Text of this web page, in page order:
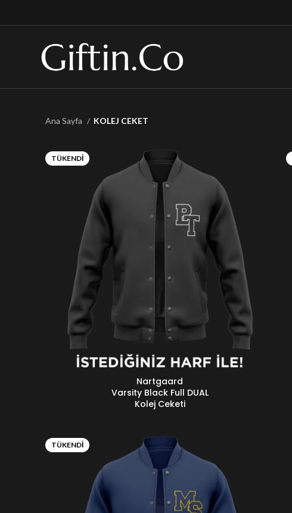
Ana Sayfa KOLEJ CEKET
TÜKENDI
Nartgaard
Varsity Black Full DUAL
Kolej Ceketi
TÜKENDI